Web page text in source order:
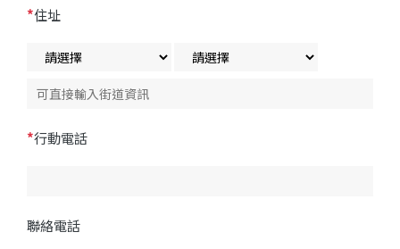
*住址
*行動電話
聯絡電話